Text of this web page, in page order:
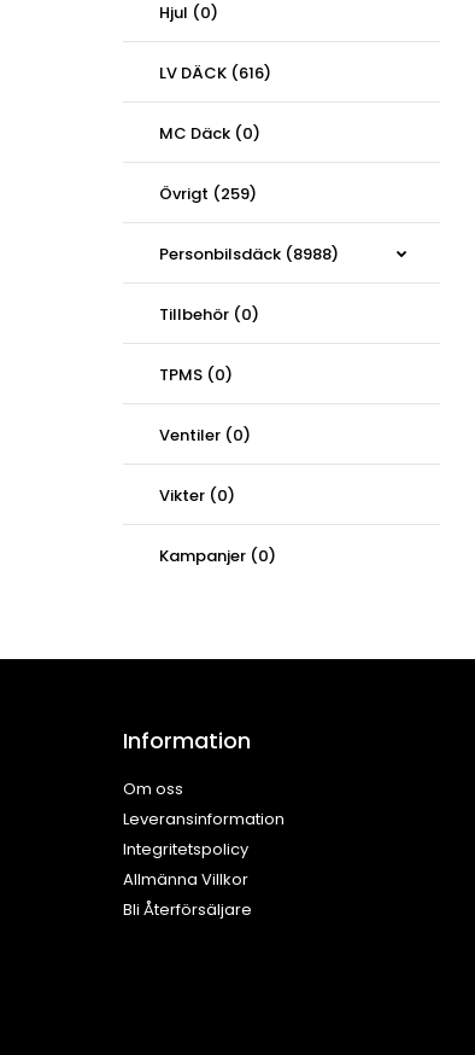
Hjul (0)
LV DÄCK (616)
MC Däck (0)
Övrigt (259)
Personbilsdäck (8988)
Tillbehör (0)
TPMS (0)
Ventiler (0)
Vikter (0)
Kampanjer (0)
Information
Om oss
Leveransinformation
Integritetspolicy
Allmänna Villkor
Bli Återförsäljare